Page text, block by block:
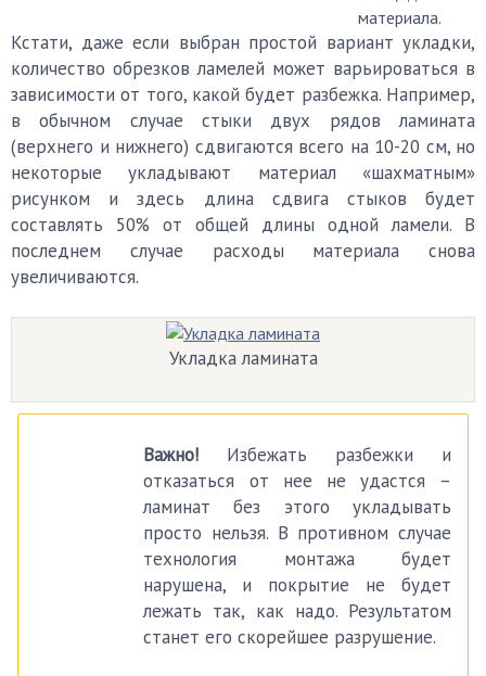
материала.
Кстати, даже если выбран простой вариант укладки,
количество обрезков ламелей может варьироваться в
зависимости от того, какой будет разбежка. Например,
в обычном случае стыки двух рядов ламината
(верхнего и нижнего) сдвигаются всего на 10-20 см, но
некоторые укладывают материал «шахматным»
рисунком и здесь длина сдвига стыков будет
составлять 50% от общей длины одной ламели. В
последнем случае расходы материала снова
увеличиваются.
Укладка ламината
Важно! Избежать разбежки и
отказаться от нее не удастся –
ламинат без этого укладывать
просто нельзя. В противном случае
технология монтажа будет
нарушена, и покрытие не будет
лежать так, как надо. Результатом
станет его скорейшее разрушение.